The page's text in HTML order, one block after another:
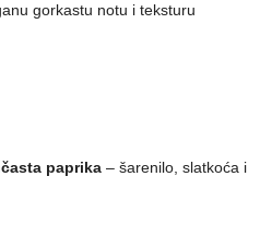
gorkastu notu i teksturu
paprika – šarenilo, slatkoća i